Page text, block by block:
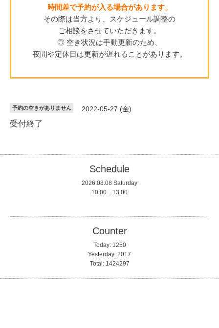
時間差で予約が入る場合があります。
その際は当方より、スケジュール調整の
ご相談をさせていただきます。
◎ 空き状況は手動更新のため、
夜間や定休日は更新が遅れることがあります。
予約の空きがありません 2022-05-27 (金)
受付終了
Schedule
2026.08.08 Saturday
10:00 13:00
Counter
Today: 1250
Yesterday: 2017
Total: 1424297